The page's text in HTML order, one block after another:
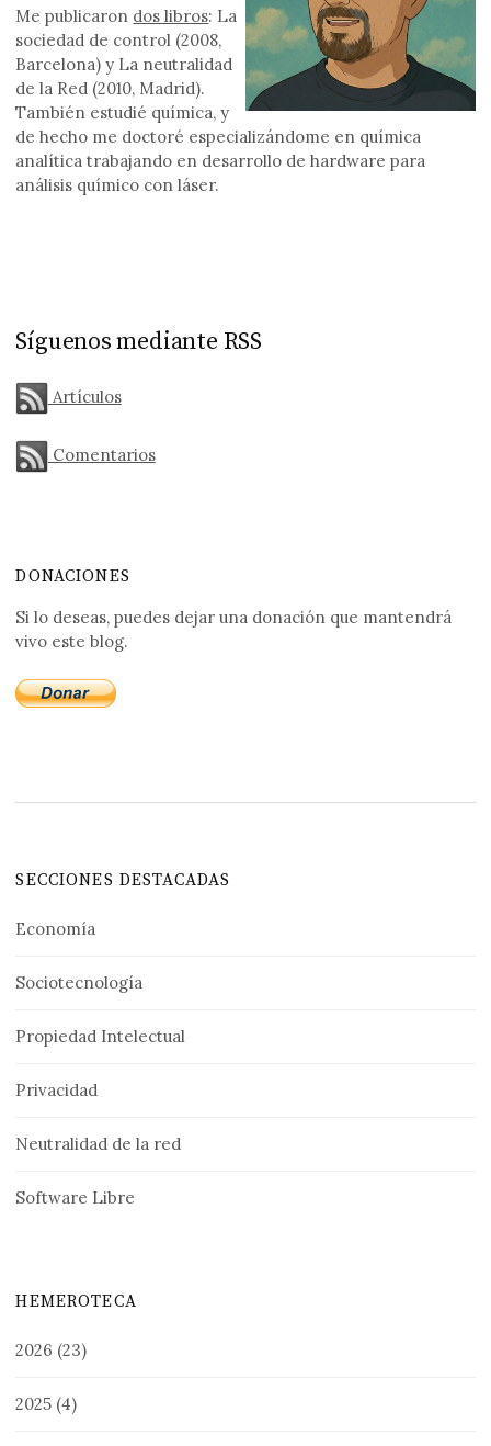
Me publicaron dos libros: La
sociedad de control (2008,
Barcelona) y La neutralidad
de la Red (2010, Madrid).
También estudié química, y
de hecho me doctoré especializándome en química
analítica trabajando en desarrollo de hardware para
análisis químico con láser.
Síguenos mediante RSS
Artículos
Comentarios
DONACIONES
Si lo deseas, puedes dejar una donación que mantendrá
vivo este blog.
SECCIONES DESTACADAS
Economía
Sociotecnología
Propiedad Intelectual
Privacidad
Neutralidad de la red
Software Libre
HEMEROTECA
2026 (23)
2025 (4)